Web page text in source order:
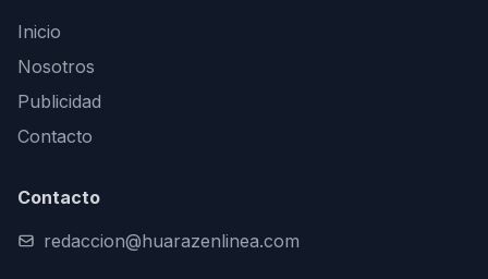
Inicio
Nosotros
Publicidad
Contacto
Contacto
redaccion@huarazenlinea.com